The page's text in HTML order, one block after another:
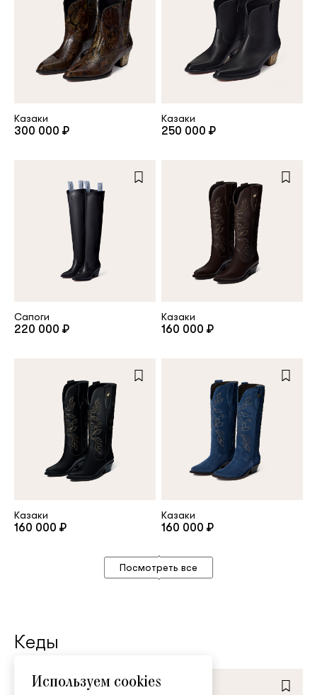
Посмотреть все
Казаки
300 000 ₽
Казаки
250 000 ₽
Сапоги
220 000 ₽
Казаки
160 000 ₽
Казаки
160 000 ₽
Казаки
160 000 ₽
Кеды
Используем cookies